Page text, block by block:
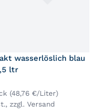
wasserlöslich blau
ltr
(48,76 €/Liter)
zzgl. Versand